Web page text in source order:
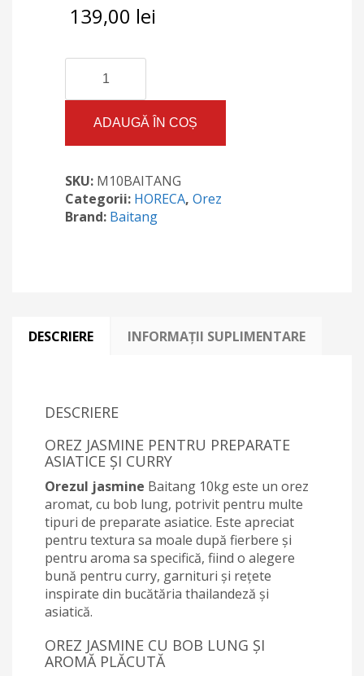
139,00 lei
jasmin
baitangADAUGĂ ÎN COȘ
SKU: M10BAITANG
Categorii: HORECA, Orez
Brand: Baitang
DESCRIERE INFORMAȚII SUPLIMENTARE
DESCRIERE
OREZ JASMINE PENTRU PREPARATE
ASIATICE ȘI CURRY
Orezul jasmine Baitang 10kg este un orez
aromat, cu bob lung, potrivit pentru multe
tipuri de preparate asiatice. Este apreciat
pentru textura sa moale după fierbere și
pentru aroma sa specifică, fiind o alegere
bună pentru curry, garnituri și rețete
inspirate din bucătăria thailandeză și
asiatică.
OREZ JASMINE CU BOB LUNG ȘI
AROMĂ PLĂCUTĂ